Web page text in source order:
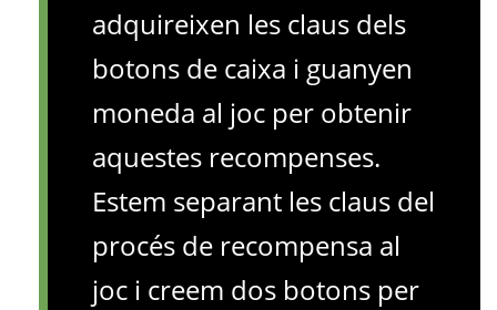
adquireixen les claus dels
botons de caixa i guanyen
moneda al joc per obtenir
aquestes recompenses.
Estem separant les claus del
procés de recompensa al
joc i creem dos botons per